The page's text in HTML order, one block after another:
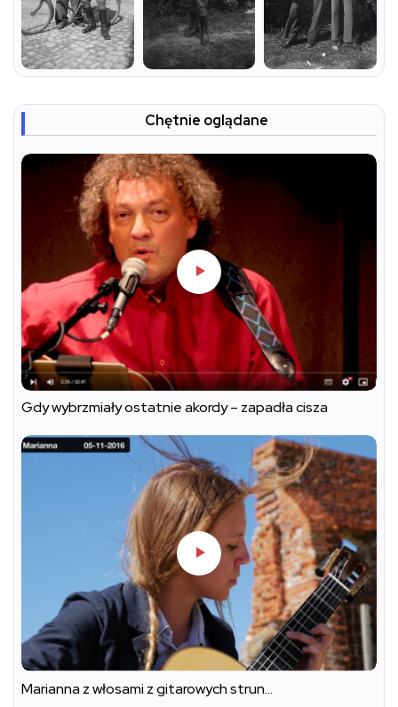
Chętnie oglądane
Gdy wybrzmiały ostatnie akordy – zapadła cisza
Marianna z włosami z gitarowych strun…